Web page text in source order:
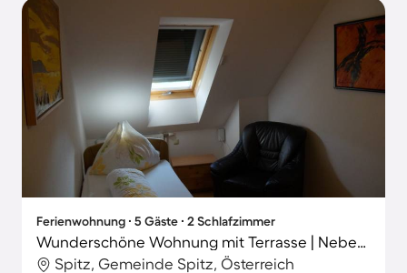
Ferienwohnung ∙ 5 Gäste ∙ 2 Schlafzimmer
Wunderschöne Wohnung mit Terrasse | Neben dem Strand
Spitz, Gemeinde Spitz, Österreich